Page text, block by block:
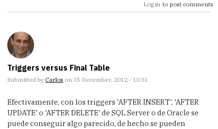
Log in to post comments
Triggers versus Final Table
Submitted by Carlos on 15 December, 2012 - 10:31
Efectivamente, con los triggers 'AFTER INSERT', 'AFTER
UPDATE' o 'AFTER DELETE' de SQL Server o de Oracle se
puede conseguir algo parecido, de hecho se pueden